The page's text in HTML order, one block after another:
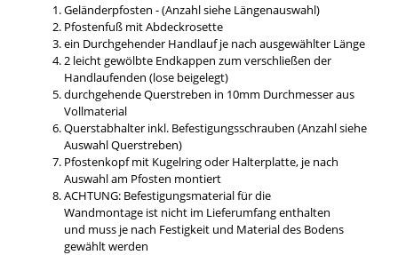
Geländerpfosten - (Anzahl siehe Längenauswahl)
Pfostenfuß mit Abdeckrosette
ein Durchgehender Handlauf je nach ausgewählter Länge
2 leicht gewölbte Endkappen zum verschließen der
Handlaufenden (lose beigelegt)
durchgehende Querstreben in 10mm Durchmesser aus
Vollmaterial
Querstabhalter inkl. Befestigungsschrauben (Anzahl siehe
Auswahl Querstreben)
Pfostenkopf mit Kugelring oder Halterplatte, je nach
Auswahl am Pfosten montiert
ACHTUNG: Befestigungsmaterial für die
Wandmontage ist nicht im Lieferumfang enthalten
und muss je nach Festigkeit und Material des Bodens
gewählt werden